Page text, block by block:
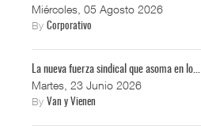
Miércoles, 05 Agosto 2026
By Corporativo
La nueva fuerza sindical que asoma en lo...
Martes, 23 Junio 2026
By Van y Vienen